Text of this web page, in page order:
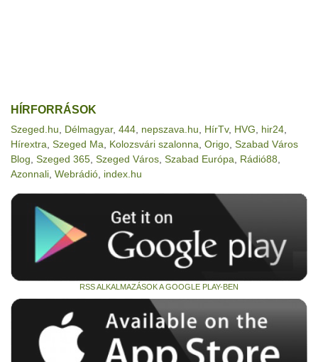
HÍRFORRÁSOK
Szeged.hu Délmagyar, 444 nepszava.hu HírTv, HVG hir24
Hírextra Szeged Ma Kolozsvári szalonna Origo Szabad Város
Blog Szeged 365 Szeged Város Szabad Európa Rádió88
Azonnali Webrádió index.hu
RSS ALKALMAZÁSOK A GOOGLE PLAY-BEN